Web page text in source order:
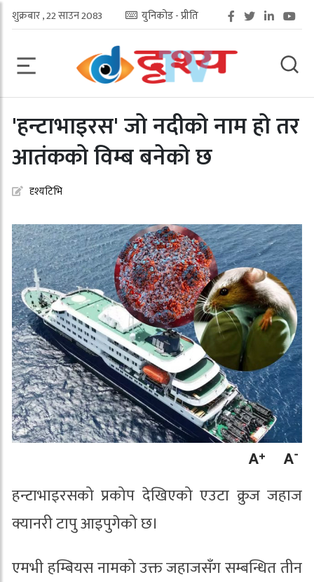
शुक्रबार , 22 साउन 2083 युनिकोड - प्रीति
'हन्टाभाइरस' जो नदीको नाम हो तर
आतंकको विम्ब बनेको छ
दृश्यटिभि
हन्टाभाइरसको प्रकोप देखिएको एउटा क्रुज जहाज
क्यानरी टापु आइपुगेको छ।
एमभी हम्बियस नामको उक्त जहाजसँग सम्बन्धित तीन